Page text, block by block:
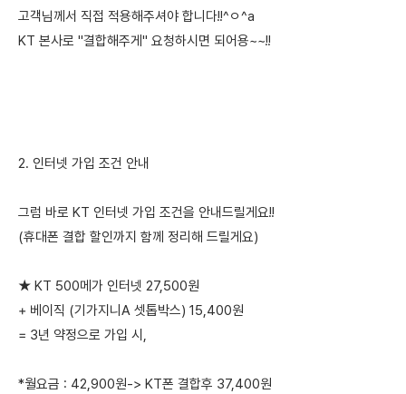
고객님께서 직접 적용해주셔야 합니다!!^ㅇ^a
KT 본사로 "결합해주게" 요청하시면 되어용~~!!
2. 인터넷 가입 조건 안내
그럼 바로 KT 인터넷 가입 조건을 안내드릴게요!!
(휴대폰 결합 할인까지 함께 정리해 드릴게요)
★ KT 500메가 인터넷 27,500원
+ 베이직 (기가지니A 셋톱박스) 15,400원
= 3년 약정으로 가입 시,
*월요금 : 42,900원-> KT폰 결합후 37,400원